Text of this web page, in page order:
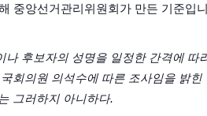
중앙선거관리위원회가 만든 기준입
후보자의 성명을 일정한 간격에 따
회의원 의석수에 따른 조사임을 밝
그러하지 아니하다.